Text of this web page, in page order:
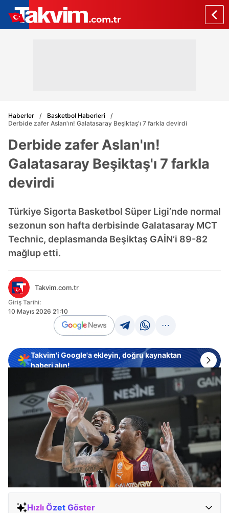
Haberler
Basketbol Haberleri
Derbide zafer Aslan'ın! Galatasaray Beşiktaş'ı 7 farkla devirdi
Derbide zafer Aslan'ın!
Galatasaray Beşiktaş'ı 7 farkla
devirdi
Türkiye Sigorta Basketbol Süper Ligi’nde normal
sezonun son hafta derbisinde Galatasaray MCT
Technic, deplasmanda Beşiktaş GAİN’i 89-82
mağlup etti.
Takvim.com.tr
Giriş Tarihi:
10 Mayıs 2026 21:10
Takvim'i Google'a ekleyin, doğru kaynaktan
haberi alın!
Hızlı Özet Göster